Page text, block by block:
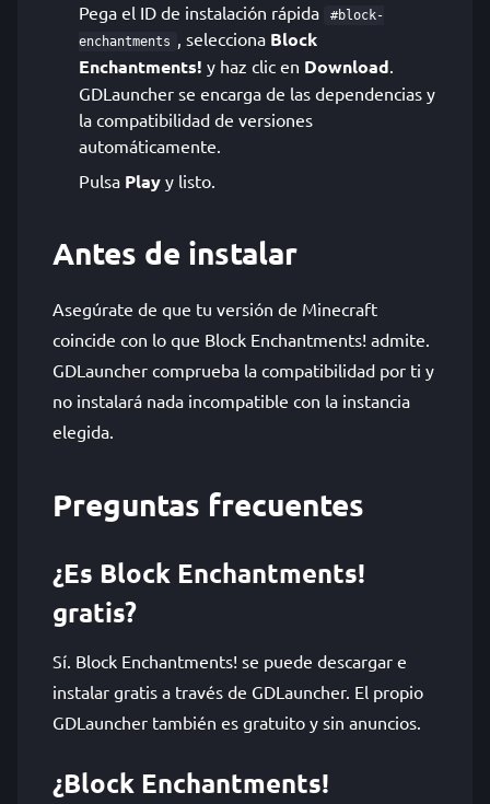
Pega el ID de instalación rápida
#block-
enchantments , selecciona Block
Enchantments! y haz clic en Download.
GDLauncher se encarga de las dependencias y
la compatibilidad de versiones
automáticamente.
Pulsa Play y listo.
Antes de instalar
Asegúrate de que tu versión de Minecraft
coincide con lo que Block Enchantments! admite.
GDLauncher comprueba la compatibilidad por ti y
no instalará nada incompatible con la instancia
elegida.
Preguntas frecuentes
¿Es Block Enchantments!
gratis?
Sí. Block Enchantments! se puede descargar e
instalar gratis a través de GDLauncher. El propio
GDLauncher también es gratuito y sin anuncios.
¿Block Enchantments!